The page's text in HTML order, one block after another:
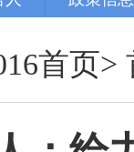
首页>